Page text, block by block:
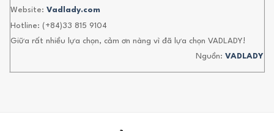
Website: Vadlady.com
Hotline: (+84)33 815 9104
Giữa rất nhiều lựa chọn, cảm ơn nàng vì đã lựa chọn VADLADY!
Nguồn: VADLADY